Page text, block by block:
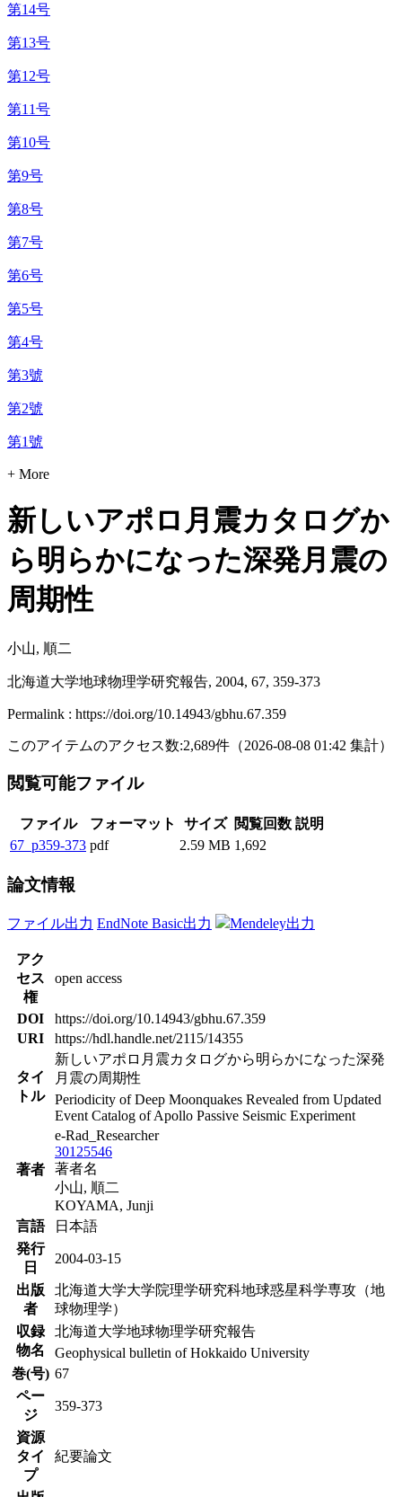
第14号
第13号
第12号
第11号
第10号
第9号
第8号
第7号
第6号
第5号
第4号
第3號
第2號
第1號
+ More
新しいアポロ月震カタログか
ら明らかになった深発月震の
周期性
小山, 順二
北海道大学地球物理学研究報告, 2004, 67, 359-373
Permalink : https://doi.org/10.14943/gbhu.67.359
このアイテムのアクセス数:2,689件 （2026-08-08 01:42 集計）
閲覧可能ファイル
ファイル フォーマット サイズ 閲覧回数 説明
67_p359-373 pdf 2.59 MB 1,692
論文情報
ファイル出力 EndNote Basic出力 Mendeley出力
アク
セス
権
open access
DOI
https://doi.org/10.14943/gbhu.67.359
URI
https://hdl.handle.net/2115/14355
タイ
トル
新しいアポロ月震カタログから明らかになった深発
月震の周期性
Periodicity of Deep Moonquakes Revealed from Updated
Event Catalog of Apollo Passive Seismic Experiment
著者
e-Rad_Researcher
30125546
著者名
小山, 順二
KOYAMA, Junji
言語
日本語
発行
日
2004-03-15
出版
者
北海道大学大学院理学研究科地球惑星科学専攻（地
球物理学）
収録
物名
北海道大学地球物理学研究報告
Geophysical bulletin of Hokkaido University
巻(号) 67
ペー
ジ
359-373
資源
タイ
プ
紀要論文